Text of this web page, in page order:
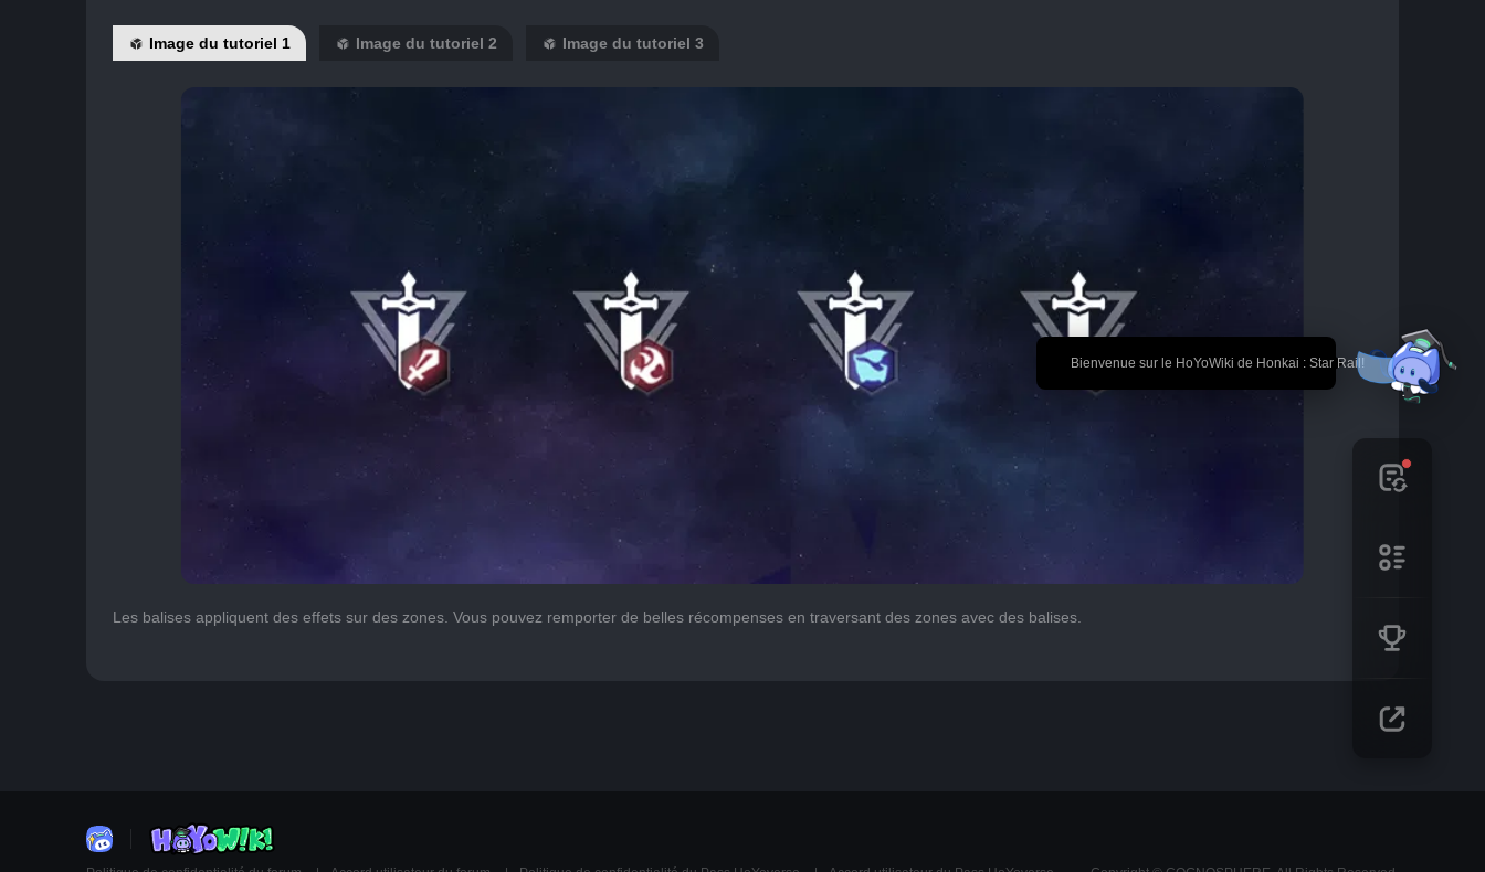
🎉 Bienvenue sur le HoYoWiki de Honkai : Star Rail!
Image du tutoriel 1 Image du tutoriel 2 Image du tutoriel 3
Les balises appliquent des effets sur des zones. Vous pouvez remporter de belles récompenses en traversant des zones avec des balises.